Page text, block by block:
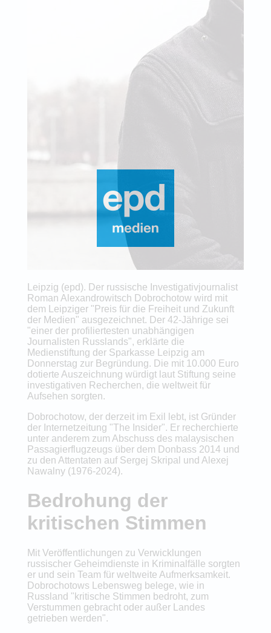
Leipzig (epd). Der russische Investigativjournalist
Roman Alexandrowitsch Dobrochotow wird mit
dem Leipziger "Preis für die Freiheit und Zukunft
der Medien" ausgezeichnet. Der 42-Jährige sei
"einer der profiliertesten unabhängigen
Journalisten Russlands", erklärte die
Medienstiftung der Sparkasse Leipzig am
Donnerstag zur Begründung. Die mit 10.000 Euro
dotierte Auszeichnung würdigt laut Stiftung seine
investigativen Recherchen, die weltweit für
Aufsehen sorgten.
Dobrochotow, der derzeit im Exil lebt, ist Gründer
der Internetzeitung "The Insider". Er recherchierte
unter anderem zum Abschuss des malaysischen
Passagierflugzeugs über dem Donbass 2014 und
zu den Attentaten auf Sergej Skripal und Alexej
Nawalny (1976-2024).
Bedrohung der
kritischen Stimmen
Mit Veröffentlichungen zu Verwicklungen
russischer Geheimdienste in Kriminalfälle sorgten
er und sein Team für weltweite Aufmerksamkeit.
Dobrochotows Lebensweg belege, wie in
Russland "kritische Stimmen bedroht, zum
Verstummen gebracht oder außer Landes
getrieben werden".